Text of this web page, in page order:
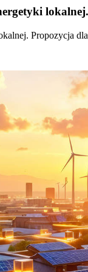
lokalnej.
Propozycja dla